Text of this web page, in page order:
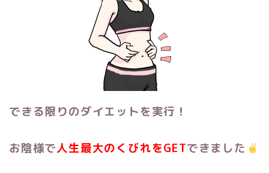
できる限りのダイエットを実行！
お陰様で人生最大のくびれをGETできました